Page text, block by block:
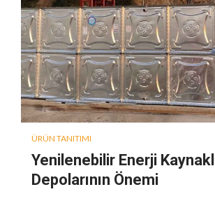
ÜRÜN TANITIMI
Yenilenebilir Enerji
Depolarının Önemi